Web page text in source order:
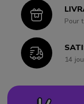
IconPour
Icon14